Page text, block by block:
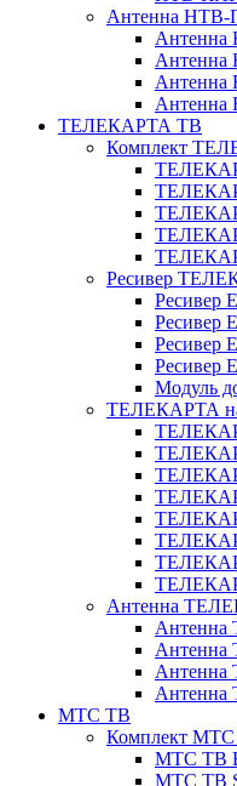
Антенна
ТЕЛЕКАРТА ТВ
Комплект
Ресивер
Ресивер
Ресивер
Ресивер
Ресивер
Модуль
ТЕЛЕКАРТА на
Антенна
МТС ТВ
Комплект
МТС ТВ
МТС ТВ